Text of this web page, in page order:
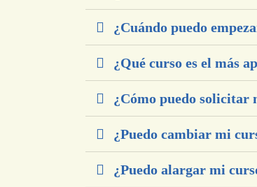
¿Cuándo puedo
¿Qué curso es el más
¿Cómo puedo solicitar
¿Puedo cambiar mi
¿Puedo alargar mi